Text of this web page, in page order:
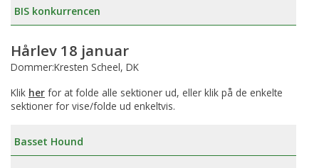
BIS konkurrencen
Hårlev 18 januar
Dommer:Kresten Scheel, DK
Klik her for at folde alle sektioner ud, eller klik på de enkelte
sektioner for vise/folde ud enkeltvis.
Basset Hound